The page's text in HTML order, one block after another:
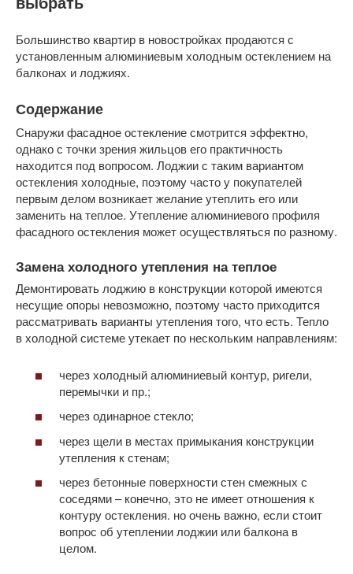
Большинство квартир в новостройках продаются с
установленным алюминиевым холодным остеклением на
балконах и лоджиях.
Содержание
Снаружи фасадное остекление смотрится эффектно,
однако с точки зрения жильцов его практичность
находится под вопросом. Лоджии с таким вариантом
остекления холодные, поэтому часто у покупателей
первым делом возникает желание утеплить его или
заменить на теплое. Утепление алюминиевого профиля
фасадного остекления может осуществляться по разному.
Замена холодного утепления на теплое
Демонтировать лоджию в конструкции которой имеются
несущие опоры невозможно, поэтому часто приходится
рассматривать варианты утепления того, что есть. Тепло
в холодной системе утекает по нескольким направлениям:
через холодный алюминиевый контур, ригели,
перемычки и пр.;
через одинарное стекло;
через щели в местах примыкания конструкции
утепления к стенам;
через бетонные поверхности стен смежных с
соседями – конечно, это не имеет отношения к
контуру остекления. но очень важно, если стоит
вопрос об утеплении лоджии или балкона в
целом.